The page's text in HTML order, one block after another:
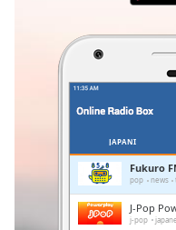
Remaining
JAPANI
Fukuro
pop news
J-Pop
j-pop